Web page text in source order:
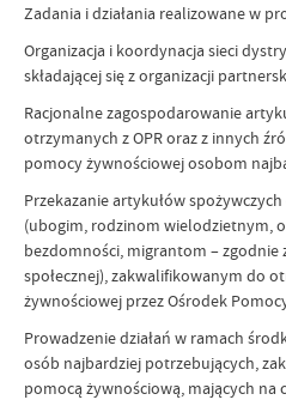
Zadania i działania realizowane w
Organizacja i koordynacja sieci
składającej się z organizacji
Racjonalne zagospodarowanie
otrzymanych z OPR oraz z innych
pomocy żywnościowej osobom
Przekazanie artykułów
(ubogim, rodzinom wielodzietnym,
bezdomności, migrantom – zgodnie
społecznej), zakwalifikowanym do
żywnościowej przez Ośrodek
Prowadzenie działań w ramach
osób najbardziej potrzebujących,
pomocą żywnościową, mających na